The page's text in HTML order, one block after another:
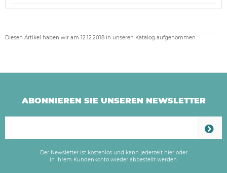
Diesen Artikel haben wir am 12.12.2018 in unseren Katalog aufgenommen.
ABONNIEREN SIE UNSEREN NEWSLETTER
Der Newsletter ist kostenlos und kann jederzeit hier oder
in Ihrem Kundenkonto wieder abbestellt werden.